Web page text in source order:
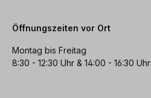
Öffnungszeiten vor Ort
Montag bis Freitag
8:30 - 12:30 Uhr & 14:00 - 16:30 Uhr